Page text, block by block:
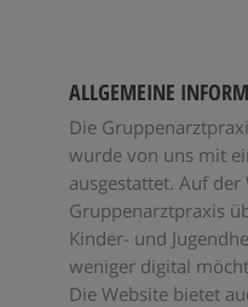
ALLGEMEINE
Die
wurde von uns mit
ausgestattet. Auf
Gruppenarztpraxis
Kinder- und
weniger digital
Die Website bietet